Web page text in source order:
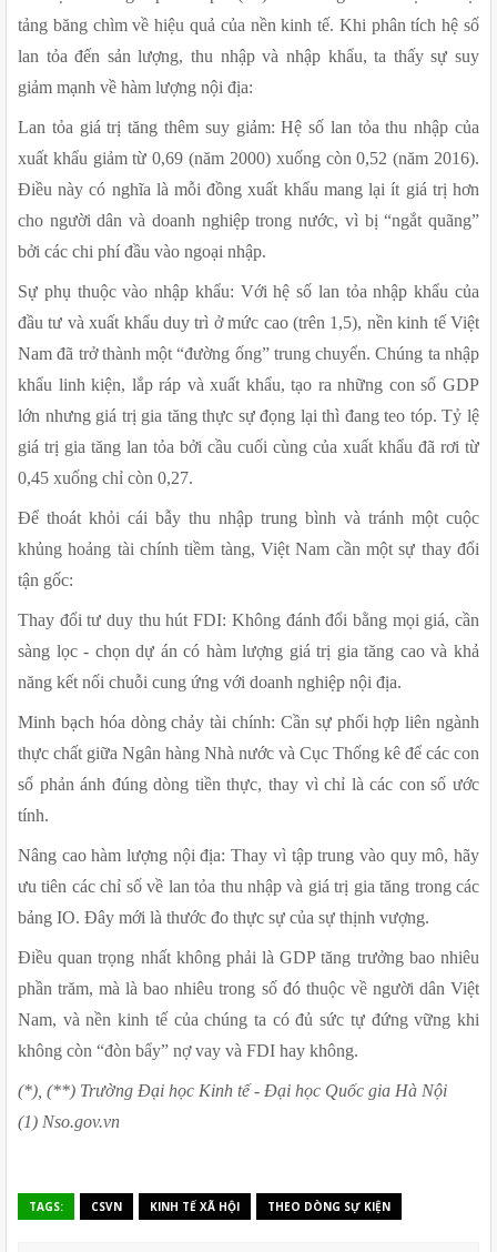
tảng băng chìm về hiệu quả của nền kinh tế. Khi phân tích hệ số
lan tỏa đến sản lượng, thu nhập và nhập khẩu, ta thấy sự suy
giảm mạnh về hàm lượng nội địa:
Lan tỏa giá trị tăng thêm suy giảm: Hệ số lan tỏa thu nhập của
xuất khẩu giảm từ 0,69 (năm 2000) xuống còn 0,52 (năm 2016).
Điều này có nghĩa là mỗi đồng xuất khẩu mang lại ít giá trị hơn
cho người dân và doanh nghiệp trong nước, vì bị “ngắt quãng”
bởi các chi phí đầu vào ngoại nhập.
Sự phụ thuộc vào nhập khẩu: Với hệ số lan tỏa nhập khẩu của
đầu tư và xuất khẩu duy trì ở mức cao (trên 1,5), nền kinh tế Việt
Nam đã trở thành một “đường ống” trung chuyển. Chúng ta nhập
khẩu linh kiện, lắp ráp và xuất khẩu, tạo ra những con số GDP
lớn nhưng giá trị gia tăng thực sự đọng lại thì đang teo tóp. Tỷ lệ
giá trị gia tăng lan tỏa bởi cầu cuối cùng của xuất khẩu đã rơi từ
0,45 xuống chỉ còn 0,27.
Để thoát khỏi cái bẫy thu nhập trung bình và tránh một cuộc
khủng hoảng tài chính tiềm tàng, Việt Nam cần một sự thay đổi
tận gốc:
Thay đổi tư duy thu hút FDI: Không đánh đổi bằng mọi giá, cần
sàng lọc - chọn dự án có hàm lượng giá trị gia tăng cao và khả
năng kết nối chuỗi cung ứng với doanh nghiệp nội địa.
Minh bạch hóa dòng chảy tài chính: Cần sự phối hợp liên ngành
thực chất giữa Ngân hàng Nhà nước và Cục Thống kê để các con
số phản ánh đúng dòng tiền thực, thay vì chỉ là các con số ước
tính.
Nâng cao hàm lượng nội địa: Thay vì tập trung vào quy mô, hãy
ưu tiên các chỉ số về lan tỏa thu nhập và giá trị gia tăng trong các
bảng IO. Đây mới là thước đo thực sự của sự thịnh vượng.
Điều quan trọng nhất không phải là GDP tăng trưởng bao nhiêu
phần trăm, mà là bao nhiêu trong số đó thuộc về người dân Việt
Nam, và nền kinh tế của chúng ta có đủ sức tự đứng vững khi
không còn “đòn bẩy” nợ vay và FDI hay không.
(*), (**) Trường Đại học Kinh tế - Đại học Quốc gia Hà Nội
(1) Nso.gov.vn
TAGS: CSVN KINH TẾ XÃ HỘI THEO DÒNG SỰ KIỆN